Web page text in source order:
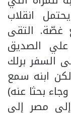
انقلاب
غصّة. التقى
الصديق
السفر برلك
ابنه سمع
بحثا عنه)
مصر إلى